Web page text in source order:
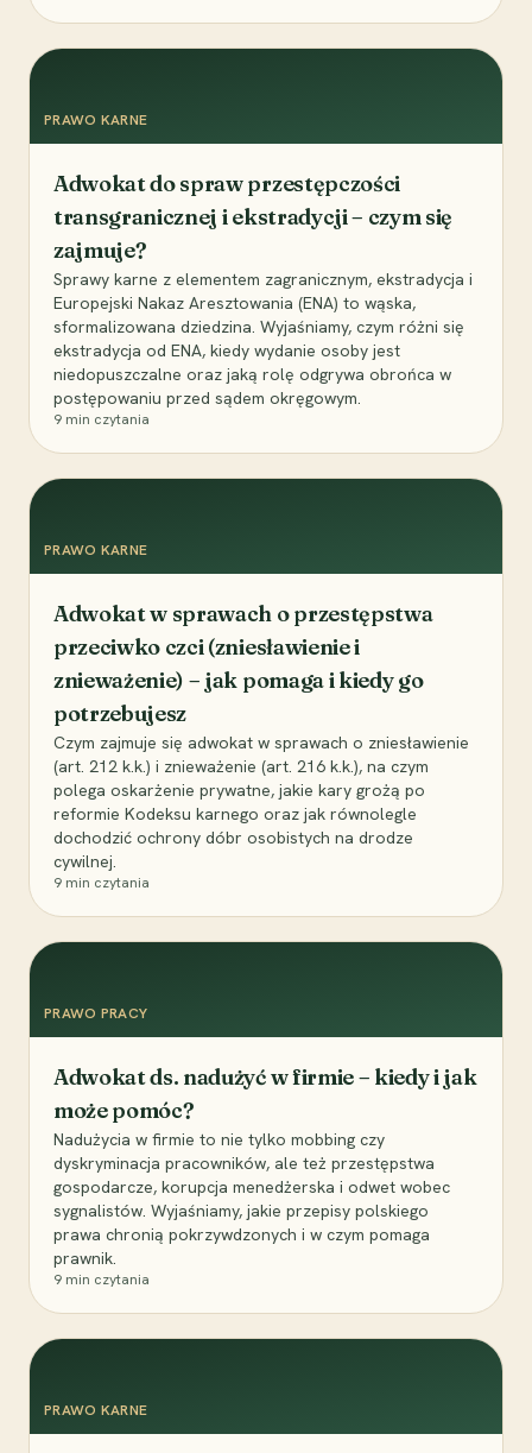
PRAWO KARNE
Adwokat do spraw przestępczości
transgranicznej i ekstradycji – czym się
zajmuje?
Sprawy karne z elementem zagranicznym, ekstradycja i
Europejski Nakaz Aresztowania (ENA) to wąska,
sformalizowana dziedzina. Wyjaśniamy, czym różni się
ekstradycja od ENA, kiedy wydanie osoby jest
niedopuszczalne oraz jaką rolę odgrywa obrońca w
postępowaniu przed sądem okręgowym.
9 min czytania
PRAWO KARNE
Adwokat w sprawach o przestępstwa
przeciwko czci (zniesławienie i
znieważenie) – jak pomaga i kiedy go
potrzebujesz
Czym zajmuje się adwokat w sprawach o zniesławienie
(art. 212 k.k.) i znieważenie (art. 216 k.k.), na czym
polega oskarżenie prywatne, jakie kary grożą po
reformie Kodeksu karnego oraz jak równolegle
dochodzić ochrony dóbr osobistych na drodze
cywilnej.
9 min czytania
PRAWO PRACY
Adwokat ds. nadużyć w firmie – kiedy i jak
może pomóc?
Nadużycia w firmie to nie tylko mobbing czy
dyskryminacja pracowników, ale też przestępstwa
gospodarcze, korupcja menedżerska i odwet wobec
sygnalistów. Wyjaśniamy, jakie przepisy polskiego
prawa chronią pokrzywdzonych i w czym pomaga
prawnik.
9 min czytania
PRAWO KARNE